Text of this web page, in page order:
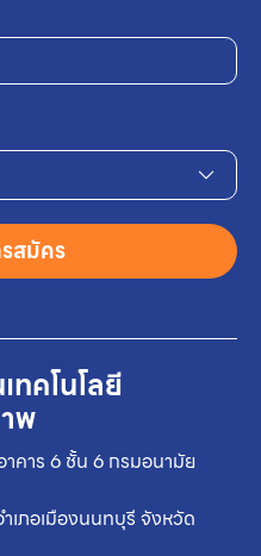
ทคโนโลยี
พ
คาร 6 ชั้น 6 กรมอนามัย
ภอเมืองนนทบุรี จังหวัด
สมัคร